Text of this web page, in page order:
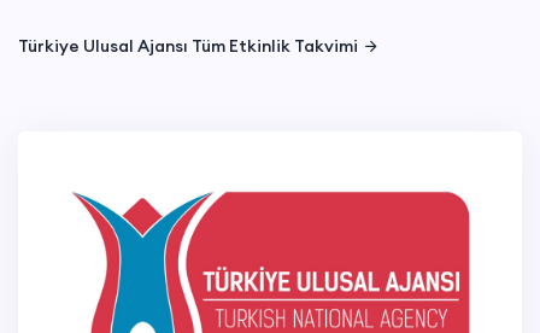
Türkiye Ulusal Ajansı Tüm Etkinlik Takvimi